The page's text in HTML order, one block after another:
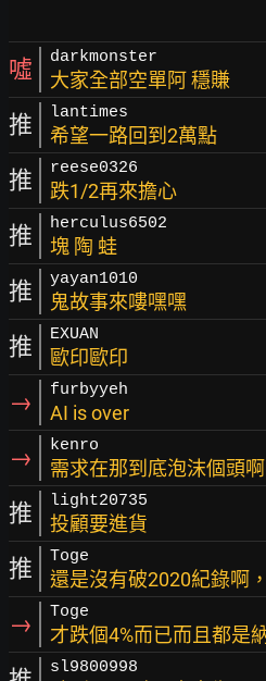
噓 darkmonster
大家全部空單阿 穩賺
推 lantimes
希望一路回到2萬點
推 reese0326
跌1/2再來擔心
推 herculus6502
塊 陶 蛙
推 yayan1010
鬼故事來嘍嘿嘿
推 EXUAN
歐印歐印
→ furbyyeh
AI is over
→ kenro
需求在那到底泡沫個頭啊
推 light20735
投顧要進貨
推 Toge
還是沒有破2020紀錄啊
→ Toge
才跌個4%而已而且都是
sl9800998